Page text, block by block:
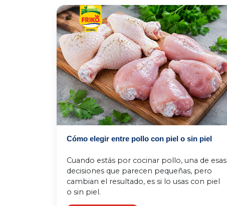
Cómo elegir entre pollo con piel o sin piel
Cuando estás por cocinar pollo, una de esas
decisiones que parecen pequeñas, pero
cambian el resultado, es si lo usas con piel
o sin piel.